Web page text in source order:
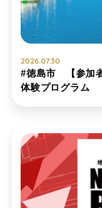
2026.07.30
#徳島市 【参加
体験プログラム